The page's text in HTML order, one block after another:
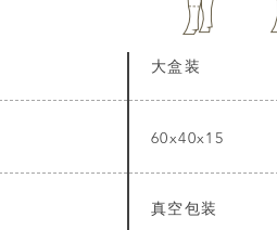
大盒装
60x40x15
真空包装